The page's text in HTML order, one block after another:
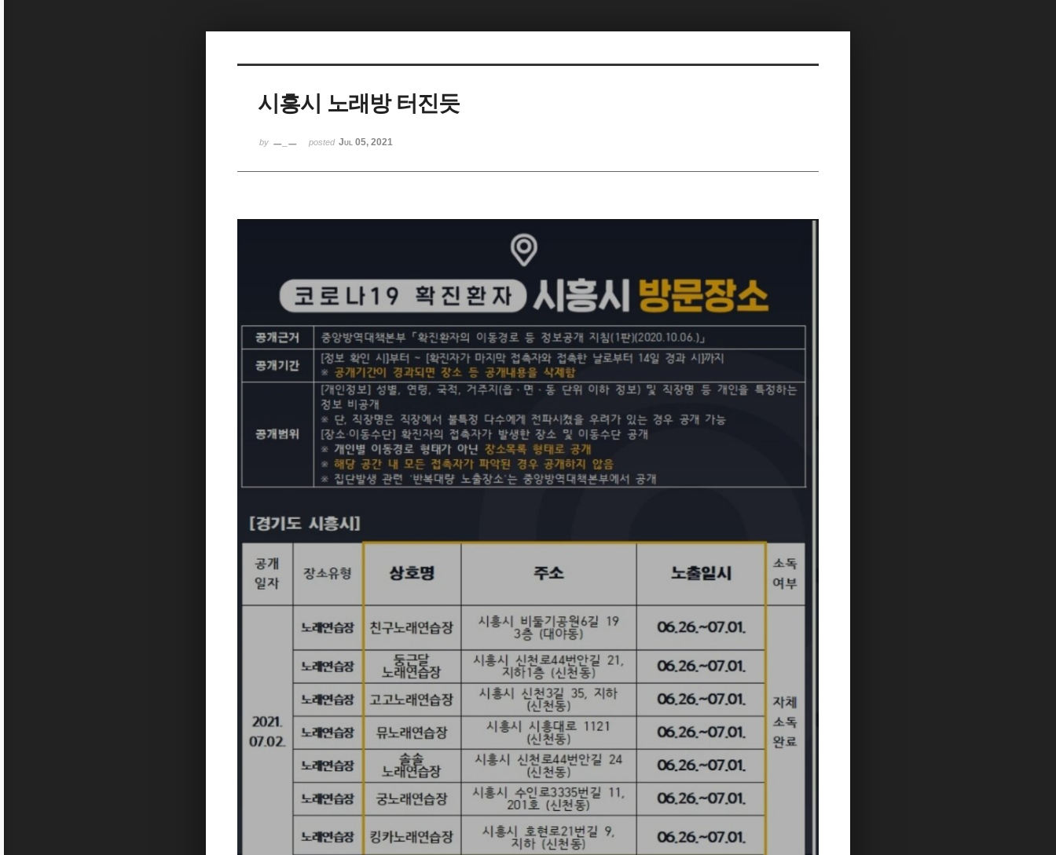
시흥시 노래방 터진듯
by ㅡ_ㅡ posted Jul 05, 2021
Sketchbook5, 스케치북5
Sketchbook5, 스케치북5